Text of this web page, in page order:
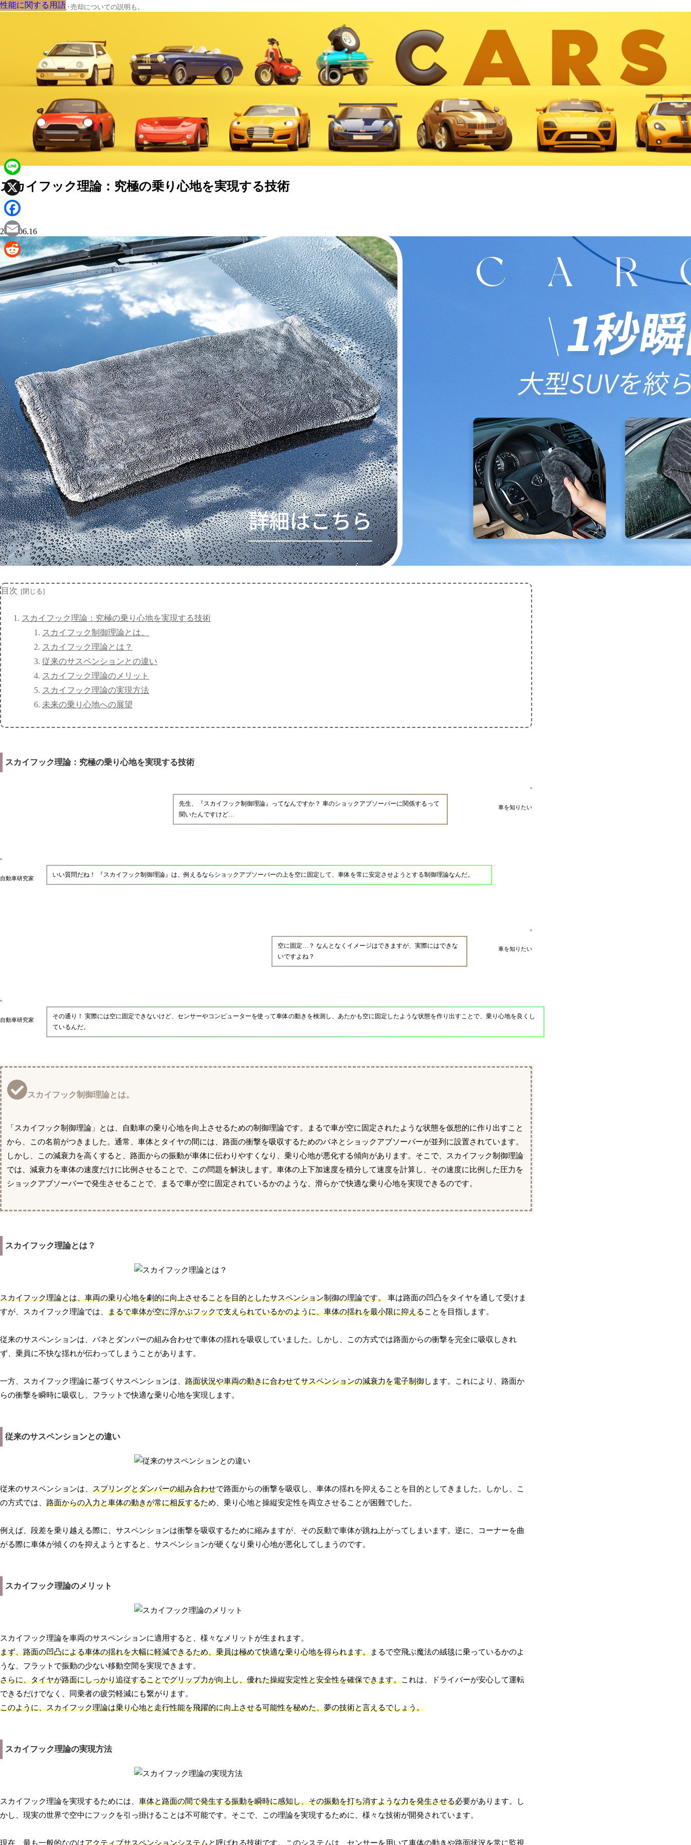
クルマの大辞典、購入･売却についての説明も。
スカイフック理論：究極の乗り心地を実現する技術
性能に関する用語
2024.06.16
目次
スカイフック理論：究極の乗り心地を実現する技術
スカイフック制御理論とは。
スカイフック理論とは？
従来のサスペンションとの違い
スカイフック理論のメリット
スカイフック理論の実現方法
未来の乗り心地への展望
スカイフック理論：究極の乗り心地を実現する技術
車を知りたい
先生、『スカイフック制御理論』ってなんですか？ 車のショックアブソーバーに関係するって
聞いたんですけど…
自動車研究家 いい質問だね！ 『スカイフック制御理論』は、例えるならショックアブソーバーの上を空に固定して、車体を常に安定させようとする制御理論なんだ。
車を知りたい
空に固定…？ なんとなくイメージはできますが、実際にはできな
いですよね？
自動車研究家
その通り！ 実際には空に固定できないけど、センサーやコンピューターを使って車体の動きを検測し、あたかも空に固定したような状態を作り出すことで、乗り心地を良くし
ているんだ。
スカイフック制御理論とは。
「スカイフック制御理論」とは、自動車の乗り心地を向上させるための制御理論です。まるで車が空に固定されたような状態を仮想的に作り出すこと
から、この名前がつきました。通常、車体とタイヤの間には、路面の衝撃を吸収するためのバネとショックアブソーバーが並列に設置されています。
しかし、この減衰力を高くすると、路面からの振動が車体に伝わりやすくなり、乗り心地が悪化する傾向があります。そこで、スカイフック制御理論
では、減衰力を車体の速度だけに比例させることで、この問題を解決します。車体の上下加速度を積分して速度を計算し、その速度に比例した圧力を
ショックアブソーバーで発生させることで、まるで車が空に固定されているかのような、滑らかで快適な乗り心地を実現できるのです。
スカイフック理論とは？
スカイフック理論とは、車両の乗り心地を劇的に向上させることを目的としたサスペンション制御の理論です。 車は路面の凹凸をタイヤを通して受けま
すが、スカイフック理論では、 まるで車体が空に浮かぶフックで支えられているかのように、車体の揺れを最小限に抑えることを目指します。
従来のサスペンションは、バネとダンパーの組み合わせで車体の揺れを吸収していました。しかし、この方式では路面からの衝撃を完全に吸収しきれ
ず、乗員に不快な揺れが伝わってしまうことがあります。
一方、スカイフック理論に基づくサスペンションは、 路面状況や車両の動きに合わせてサスペンションの減衰力を電子制御します。これにより、路面か
らの衝撃を瞬時に吸収し、フラットで快適な乗り心地を実現します。
従来のサスペンションとの違い
従来のサスペンションは、 スプリングとダンパーの組み合わせで路面からの衝撃を吸収し、車体の揺れを抑えることを目的としてきました。しかし、こ
の方式では、 路面からの入力と車体の動きが常に相反するため、乗り心地と操縦安定性を両立させることが困難でした。
例えば、段差を乗り越える際に、サスペンションは衝撃を吸収するために縮みますが、その反動で車体が跳ね上がってしまいます。逆に、コーナーを曲
がる際に車体が傾くのを抑えようとすると、サスペンションが硬くなり乗り心地が悪化してしまうのです。
スカイフック理論のメリット
スカイフック理論を車両のサスペンションに適用すると、様々なメリットが生まれます。
まず、路面の凹凸による車体の揺れを大幅に軽減できるため、乗員は極めて快適な乗り心地を得られます。まるで空飛ぶ魔法の絨毯に乗っているかのよ
うな、フラットで振動の少ない移動空間を実現できます。
さらに、タイヤが路面にしっかり追従することでグリップ力が向上し、優れた操縦安定性と安全性を確保できます。これは、ドライバーが安心して運転
できるだけでなく、同乗者の疲労軽減にも繋がります。
このように、スカイフック理論は乗り心地と走行性能を飛躍的に向上させる可能性を秘めた、夢の技術と言えるでしょう。
スカイフック理論の実現方法
スカイフック理論を実現するためには、 車体と路面の間で発生する振動を瞬時に感知し、その振動を打ち消すような力を発生させる必要があります。し
かし、現実の世界で空中にフックを引っ掛けることは不可能です。そこで、この理論を実現するために、様々な技術が開発されています。
現在、最も一般的なのはアクティブサスペンションシステムと呼ばれる技術です。このシステムは、センサーを用いて車体の動きや路面状況を常に監視
性能に関する用語
性能に関する用語
性能に関する用語
性能に関する用語
性能に関する用語
性能に関する用語
性能に関する用語
性能に関する用語
Line
X
Facebook
Email
Reddit